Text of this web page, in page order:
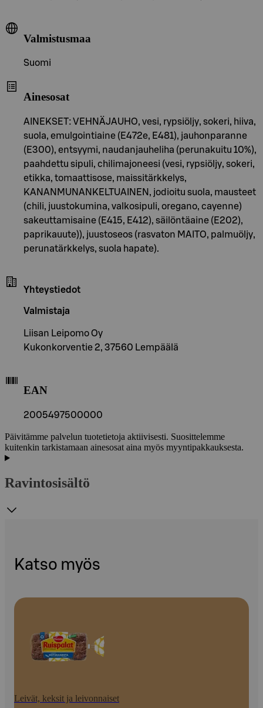
Valmistusmaa
Suomi
Ainesosat
AINEKSET: VEHNÄJAUHO, vesi, rypsiöljy, sokeri, hiiva,
suola, emulgointiaine (E472e, E481), jauhonparanne
(E300), entsyymi, naudanjauheliha (perunakuitu 10%),
paahdettu sipuli, chilimajoneesi (vesi, rypsiöljy, sokeri,
etikka, tomaattisose, maissitärkkelys,
KANANMUNANKELTUAINEN, jodioitu suola, mausteet
(chili, juustokumina, valkosipuli, oregano, cayenne)
sakeuttamisaine (E415, E412), säilöntäaine (E202),
paprikauute)), juustoseos (rasvaton MAITO, palmuöljy,
perunatärkkelys, suola hapate).
Yhteystiedot
Valmistaja
Liisan Leipomo Oy
Kukonkorventie 2, 37560 Lempäälä
EAN
2005497500000
Päivitämme palvelun tuotetietoja aktiivisesti. Suosittelemme
kuitenkin tarkistamaan ainesosat aina myös myyntipakkauksesta.
Ravintosisältö
Katso myös
Leivät, keksit ja leivonnaiset